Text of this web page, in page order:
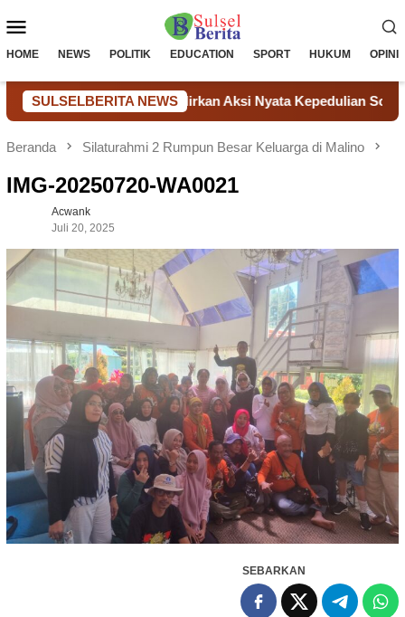
ke
Mobile
HOME NEWS POLITIK EDUCATION SPORT HUKUM OPINI
SULSELBERITA NEWS
Lapas Takalar Hadirkan Aksi Nyata Kepedulian Sosial
Beranda Silaturahmi 2 Rumpun Besar Keluarga di Malino
IMG-20250720-WA0021
Acwank
Juli 20, 2025
SEBARKAN